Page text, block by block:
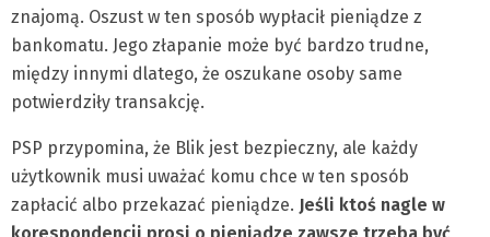
znajomą. Oszust w ten sposób wypłacił pieniądze z
bankomatu. Jego złapanie może być bardzo trudne,
między innymi dlatego, że oszukane osoby same
potwierdziły transakcję.
PSP przypomina, że Blik jest bezpieczny, ale każdy
użytkownik musi uważać komu chce w ten sposób
zapłacić albo przekazać pieniądze. Jeśli ktoś nagle w
korespondencji prosi o pieniądze zawsze trzeba być